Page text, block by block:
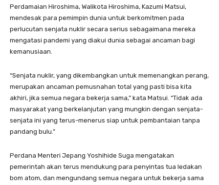
Perdamaian Hiroshima, Walikota Hiroshima, Kazumi Matsui,
mendesak para pemimpin dunia untuk berkomitmen pada
perlucutan senjata nuklir secara serius sebagaimana mereka
mengatasi pandemi yang diakui dunia sebagai ancaman bagi
kemanusiaan.
“Senjata nuklir, yang dikembangkan untuk memenangkan perang,
merupakan ancaman pemusnahan total yang pasti bisa kita
akhiri, jika semua negara bekerja sama,” kata Matsui. “Tidak ada
masyarakat yang berkelanjutan yang mungkin dengan senjata-
senjata ini yang terus-menerus siap untuk pembantaian tanpa
pandang bulu.”
Perdana Menteri Jepang Yoshihide Suga mengatakan
pemerintah akan terus mendukung para penyintas tua ledakan
bom atom, dan mengundang semua negara untuk bekerja sama